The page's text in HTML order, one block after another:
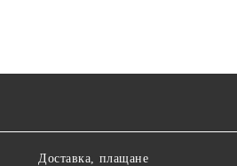
Доставка, плащане